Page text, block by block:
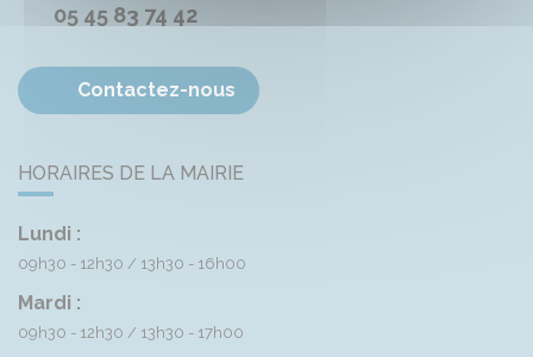
05 45 83 74 42
Contactez-nous
HORAIRES DE LA MAIRIE
Lundi :
09h30 - 12h30 13h30 - 16h00
Mardi :
09h30 - 12h30 13h30 - 17h00